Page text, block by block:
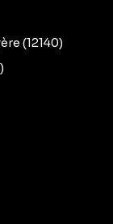
(12140)